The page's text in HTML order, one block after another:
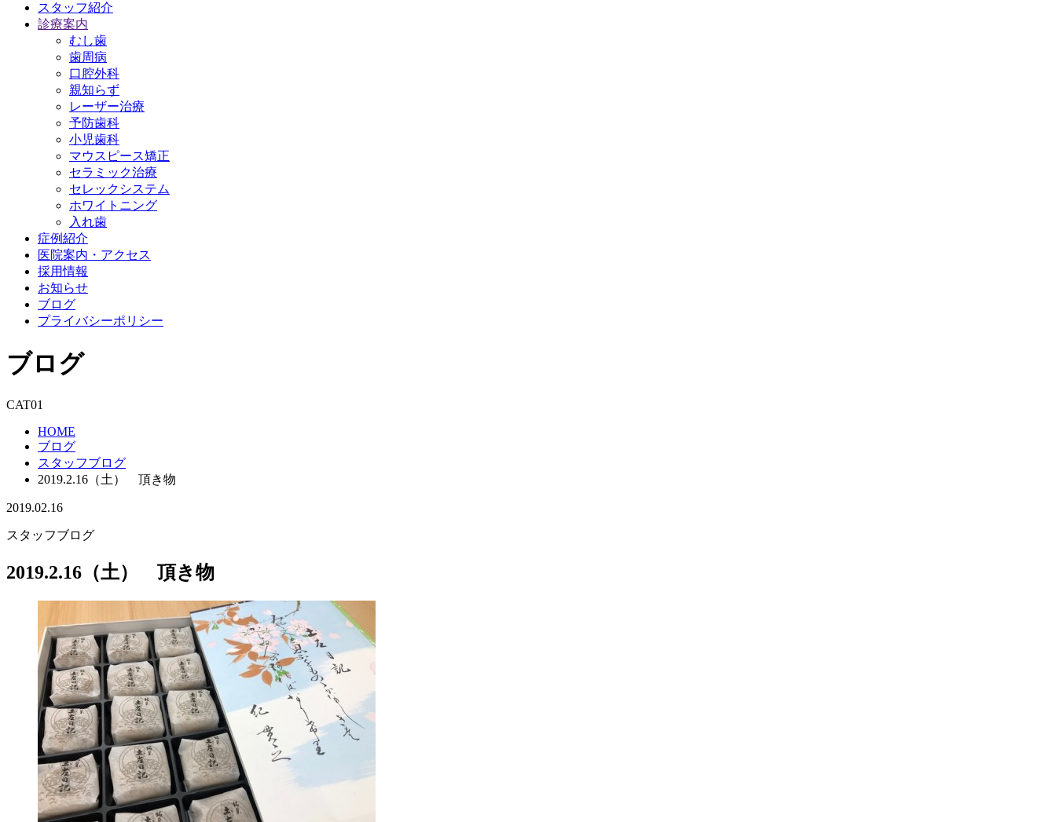
スタッフ紹介
診療案内
むし歯
歯周病
口腔外科
親知らず
レーザー治療
予防歯科
小児歯科
マウスピース矯正
セラミック治療
セレックシステム
ホワイトニング
入れ歯
症例紹介
医院案内・アクセス
採用情報
お知らせ
ブログ
プライバシーポリシー
ブログ
CAT01
HOME
ブログ
スタッフブログ
2019.2.16（土） 頂き物
2019.02.16
スタッフブログ
2019.2.16（土） 頂き物